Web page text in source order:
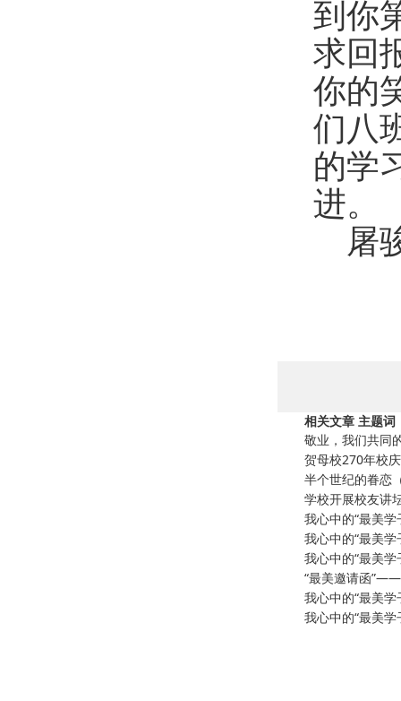
到你
求回
你的
们八
的学
进。
屠
相关文章 主题词
敬业，我们共同
贺母校270年校
半个世纪的眷恋
学校开展校友讲
我心中的“最美
我心中的“最美
我心中的“最美
“最美邀请函
我心中的“最美
我心中的“最美